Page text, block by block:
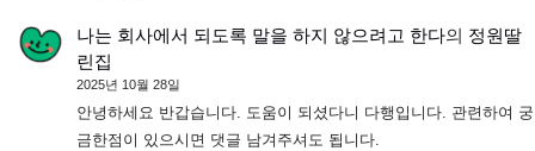
나는 회사에서 되도록 말을 하지 않으려고 한다의 정원딸
린집
2025년 10월 28일
안녕하세요 반갑습니다. 도움이 되셨다니 다행입니다. 관련하여 궁
금한점이 있으시면 댓글 남겨주셔도 됩니다.